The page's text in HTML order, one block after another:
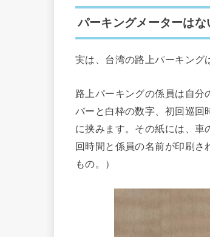
パーキングメーターはな
実は、台湾の路上パーキング
路上パーキングの係員は自分
バーと白枠の数字、初回巡回
に挟みます。その紙には、車
回時間と係員の名前が印刷
もの。）